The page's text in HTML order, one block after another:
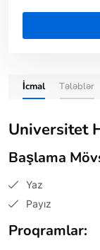
İcmal Tələblər
Universitet
Başlama
Yaz
Payız
Proqramlar: